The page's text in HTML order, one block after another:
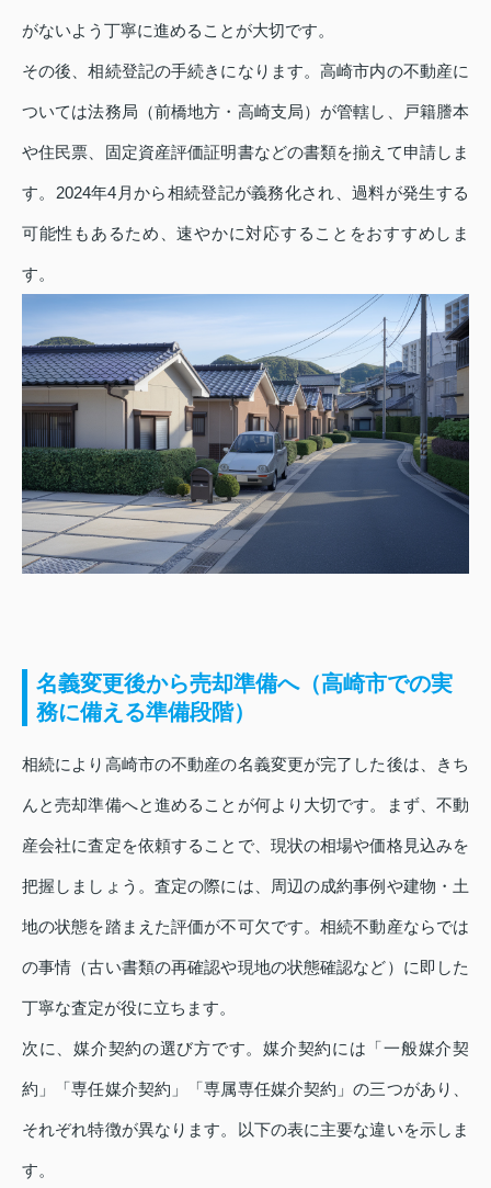
がないよう丁寧に進めることが大切です。
その後、相続登記の手続きになります。高崎市内の不動産に
ついては法務局（前橋地方・高崎支局）が管轄し、戸籍謄本
や住民票、固定資産評価証明書などの書類を揃えて申請しま
す。2024年4月から相続登記が義務化され、過料が発生する
可能性もあるため、速やかに対応することをおすすめしま
す。
名義変更後から売却準備へ（高崎市での実
務に備える準備段階）
相続により高崎市の不動産の名義変更が完了した後は、きち
んと売却準備へと進めることが何より大切です。まず、不動
産会社に査定を依頼することで、現状の相場や価格見込みを
把握しましょう。査定の際には、周辺の成約事例や建物・土
地の状態を踏まえた評価が不可欠です。相続不動産ならでは
の事情（古い書類の再確認や現地の状態確認など）に即した
丁寧な査定が役に立ちます。
次に、媒介契約の選び方です。媒介契約には「一般媒介契
約」「専任媒介契約」「専属専任媒介契約」の三つがあり、
それぞれ特徴が異なります。以下の表に主要な違いを示しま
す。